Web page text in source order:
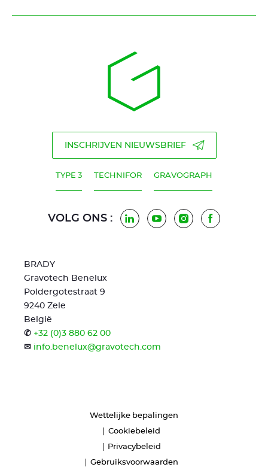
INSCHRIJVEN NIEUWSBRIEF
TYPE 3 TECHNIFOR GRAVOGRAPH
VOLG ONS : LinkedInYoutubeInstagramFacebook
BRADY
Gravotech Benelux
Poldergotestraat 9
9240 Zele
België
✆ +32 (0)3 880 62 00
✉ info.benelux@gravotech.com
Wettelijke bepalingen
Cookiebeleid
Privacybeleid
Gebruiksvoorwaarden